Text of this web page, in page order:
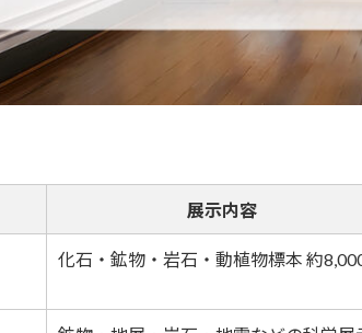
展示内容
化石・鉱物・岩石・動植物標本 約